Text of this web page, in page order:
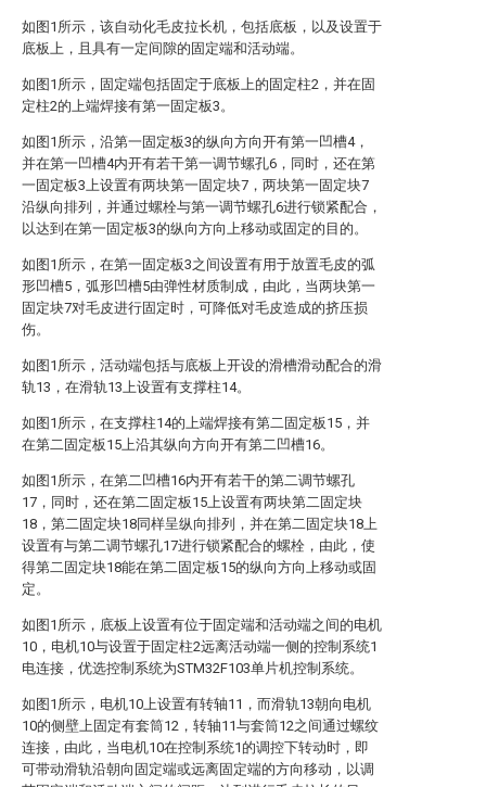
如图1所示，该自动化毛皮拉长机，包括底板，以及设置于
底板上，且具有一定间隙的固定端和活动端。
如图1所示，固定端包括固定于底板上的固定柱2，并在固
定柱2的上端焊接有第一固定板3。
如图1所示，沿第一固定板3的纵向方向开有第一凹槽4，
并在第一凹槽4内开有若干第一调节螺孔6，同时，还在第
一固定板3上设置有两块第一固定块7，两块第一固定块7
沿纵向排列，并通过螺栓与第一调节螺孔6进行锁紧配合，
以达到在第一固定板3的纵向方向上移动或固定的目的。
如图1所示，在第一固定板3之间设置有用于放置毛皮的弧
形凹槽5，弧形凹槽5由弹性材质制成，由此，当两块第一
固定块7对毛皮进行固定时，可降低对毛皮造成的挤压损
伤。
如图1所示，活动端包括与底板上开设的滑槽滑动配合的滑
轨13，在滑轨13上设置有支撑柱14。
如图1所示，在支撑柱14的上端焊接有第二固定板15，并
在第二固定板15上沿其纵向方向开有第二凹槽16。
如图1所示，在第二凹槽16内开有若干的第二调节螺孔
17，同时，还在第二固定板15上设置有两块第二固定块
18，第二固定块18同样呈纵向排列，并在第二固定块18上
设置有与第二调节螺孔17进行锁紧配合的螺栓，由此，使
得第二固定块18能在第二固定板15的纵向方向上移动或固
定。
如图1所示，底板上设置有位于固定端和活动端之间的电机
10，电机10与设置于固定柱2远离活动端一侧的控制系统1
电连接，优选控制系统为STM32F103单片机控制系统。
如图1所示，电机10上设置有转轴11，而滑轨13朝向电机
10的侧壁上固定有套筒12，转轴11与套筒12之间通过螺纹
连接，由此，当电机10在控制系统1的调控下转动时，即
可带动滑轨沿朝向固定端或远离固定端的方向移动，以调